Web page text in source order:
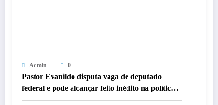
Admin 0
Pastor Evanildo disputa vaga de deputado
federal e pode alcançar feito inédito na política
de Rondônia